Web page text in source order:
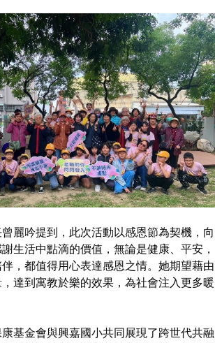
麗吟提到，此次活動以感恩節為契機，向
生活中點滴的價值，無論是健康、平安，
，都值得用心表達感恩之情。她期望藉由
達到寓教於樂的效果，為社會注入更多暖
基金會與興嘉國小共同展現了跨世代共融